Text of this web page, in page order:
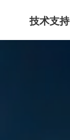
技术支持